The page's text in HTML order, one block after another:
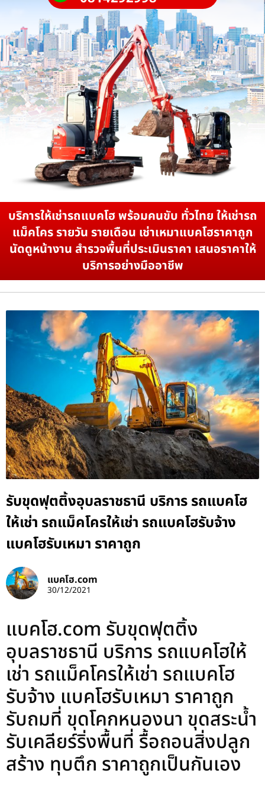
บริการให้เช่ารถแบคโฮ พร้อมคนขับ ทั่วไทย ให้เช่ารถ
แม็คโคร รายวัน รายเดือน เช่าเหมาแบคโฮราคาถูก
นัดดูหน้างาน สำรวจพื้นที่ประเมินราคา เสนอราคาให้
บริการอย่างมืออาชีพ
รับขุดฟุตติ้งอุบลราชธานี บริการ รถแบคโฮ
ให้เช่า รถแม็คโครให้เช่า รถแบคโฮรับจ้าง
แบคโฮรับเหมา ราคาถูก
แบคโฮ.com
30/12/2021
แบคโฮ.com รับขุดฟุตติ้ง
อุบลราชธานี บริการ รถแบคโฮให้
เช่า รถแม็คโครให้เช่า รถแบคโฮ
รับจ้าง แบคโฮรับเหมา ราคาถูก
รับถมที่ ขุดโคกหนองนา ขุดสระน้ำ
รับเคลียร์ริ่งพื้นที่ รื้อถอนสิ่งปลูก
สร้าง ทุบตึก ราคาถูกเป็นกันเอง